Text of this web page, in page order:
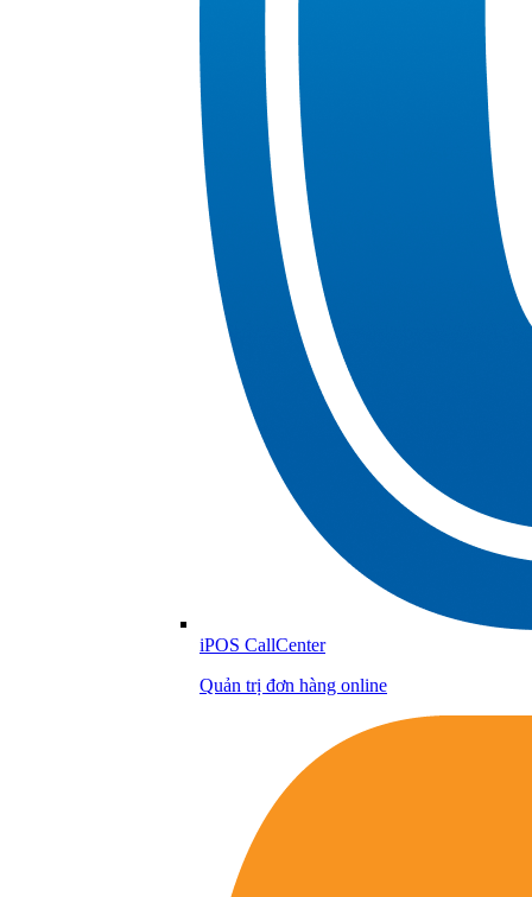
iPOS CallCenter
Quản trị đơn hàng online